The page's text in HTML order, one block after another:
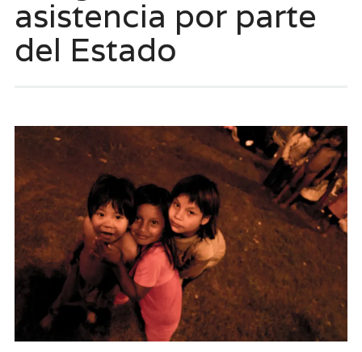
asistencia por parte
del Estado